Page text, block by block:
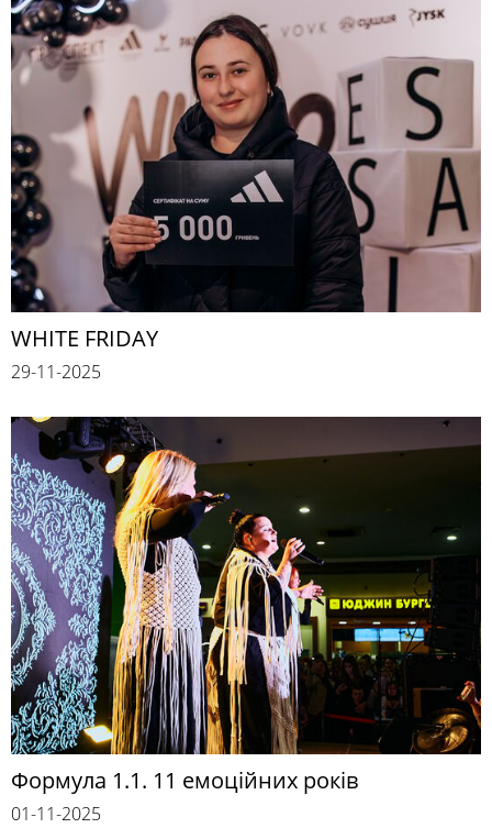
WHITE FRIDAY
29-11-2025
Формула 1.1. 11 емоційних років
01-11-2025